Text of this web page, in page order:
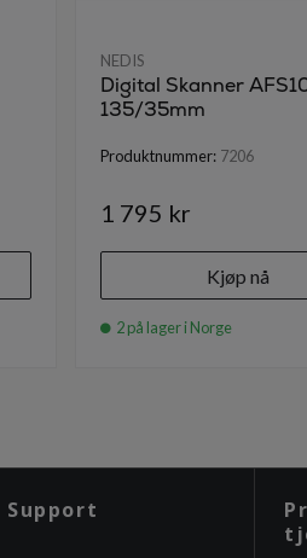
NEDIS
Digital Skanner
135/35mm
Produktnummer: 7206
1 795 kr
Kjøp nå
2 på lager i Norge
Support